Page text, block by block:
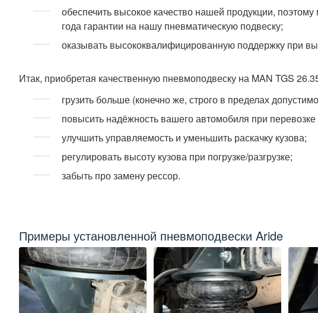
обеспечить высокое качество нашей продукции,
года гарантии на нашу пневматическую подвеску;
оказывать высококвалифицированную поддержку при
Итак, приобретая качественную пневмоподвеску на MAN TGS
грузить больше (конечно же, строго в пределах
повысить надёжность вашего автомобиля при перевозке
улучшить управляемость и уменьшить раскачку кузова;
регулировать высоту кузова при погрузке/разгрузке;
забыть про замену рессор.
Примеры установленной пневмоподвески Aride